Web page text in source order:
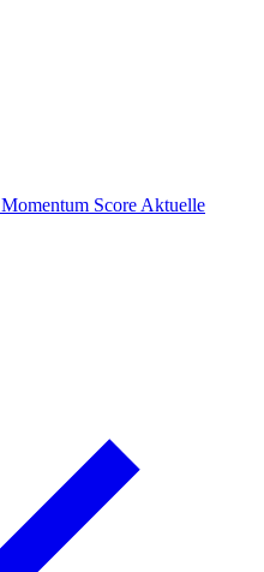
Momentum Score Aktuelle